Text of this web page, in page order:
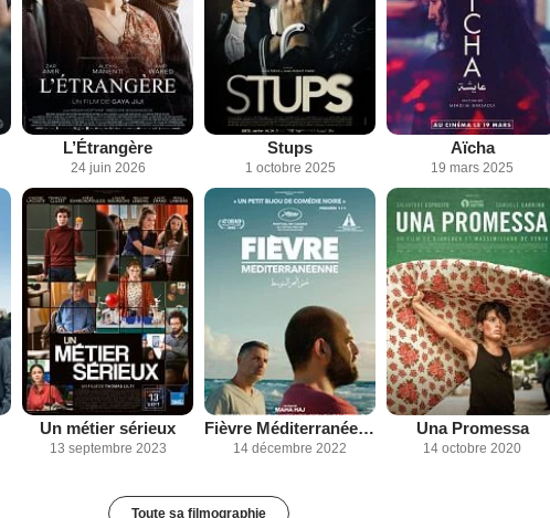
L’Étrangère
24 juin 2026
Stups
1 octobre 2025
Aïcha
19 mars 2025
Un métier sérieux
13 septembre 2023
Fièvre Méditerranéenne
14 décembre 2022
Una Promessa
14 octobre 2020
Toute sa filmographie